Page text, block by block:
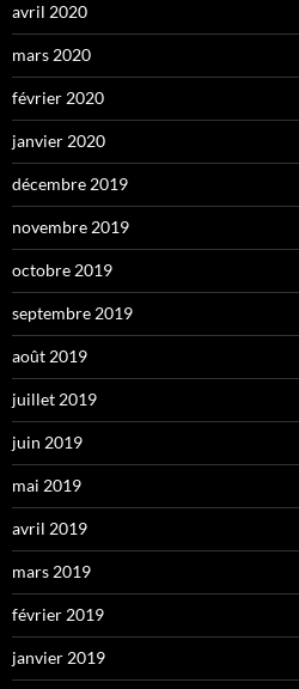
avril 2020
mars 2020
février 2020
janvier 2020
décembre 2019
novembre 2019
octobre 2019
septembre 2019
août 2019
juillet 2019
juin 2019
mai 2019
avril 2019
mars 2019
février 2019
janvier 2019